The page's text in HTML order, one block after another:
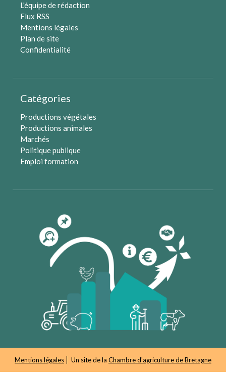
L'équipe de rédaction
Flux RSS
Mentions légales
Plan de site
Confidentialité
Catégories
Productions végétales
Productions animales
Marchés
Politique publique
Emploi formation
Mentions légales Un site de la Chambre d'agriculture de Bretagne